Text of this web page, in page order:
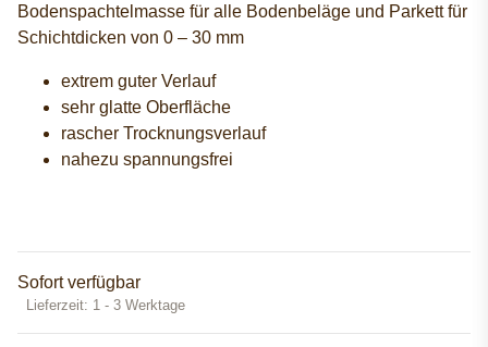
Bodenspachtelmasse für alle Bodenbeläge und Parkett für
Schichtdicken von 0 – 30 mm
extrem guter Verlauf
sehr glatte Oberfläche
rascher Trocknungsverlauf
nahezu spannungsfrei
Sofort verfügbar
Lieferzeit: 1 - 3 Werktage